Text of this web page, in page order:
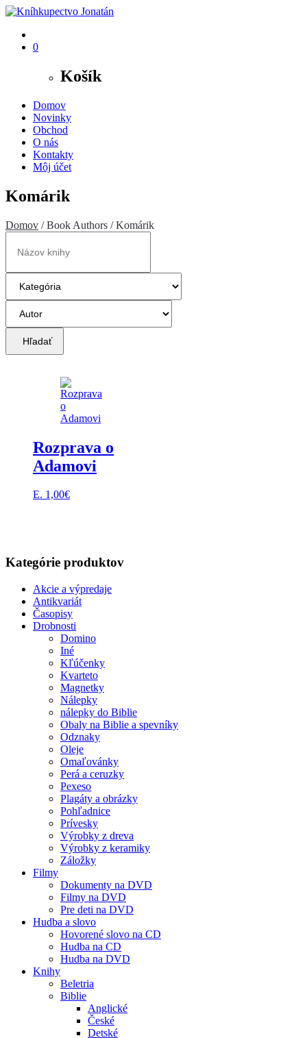
0
Košík
Domov
Novinky
Obchod
O nás
Kontakty
Môj účet
Komárik
Domov / Book Authors / Komárik
Hľadať
Rozprava o
Adamovi
E. 1,00€
Kategórie produktov
Akcie a výpredaje
Antikvariát
Časopisy
Drobnosti
Domino
Iné
Kľúčenky
Kvarteto
Magnetky
Nálepky
nálepky do Biblie
Obaly na Biblie a spevníky
Odznaky
Oleje
Omaľovánky
Perá a ceruzky
Pexeso
Plagáty a obrázky
Pohľadnice
Prívesky
Výrobky z dreva
Výrobky z keramiky
Záložky
Filmy
Dokumenty na DVD
Filmy na DVD
Pre deti na DVD
Hudba a slovo
Hovorené slovo na CD
Hudba na CD
Hudba na DVD
Knihy
Beletria
Biblie
Anglické
České
Detské